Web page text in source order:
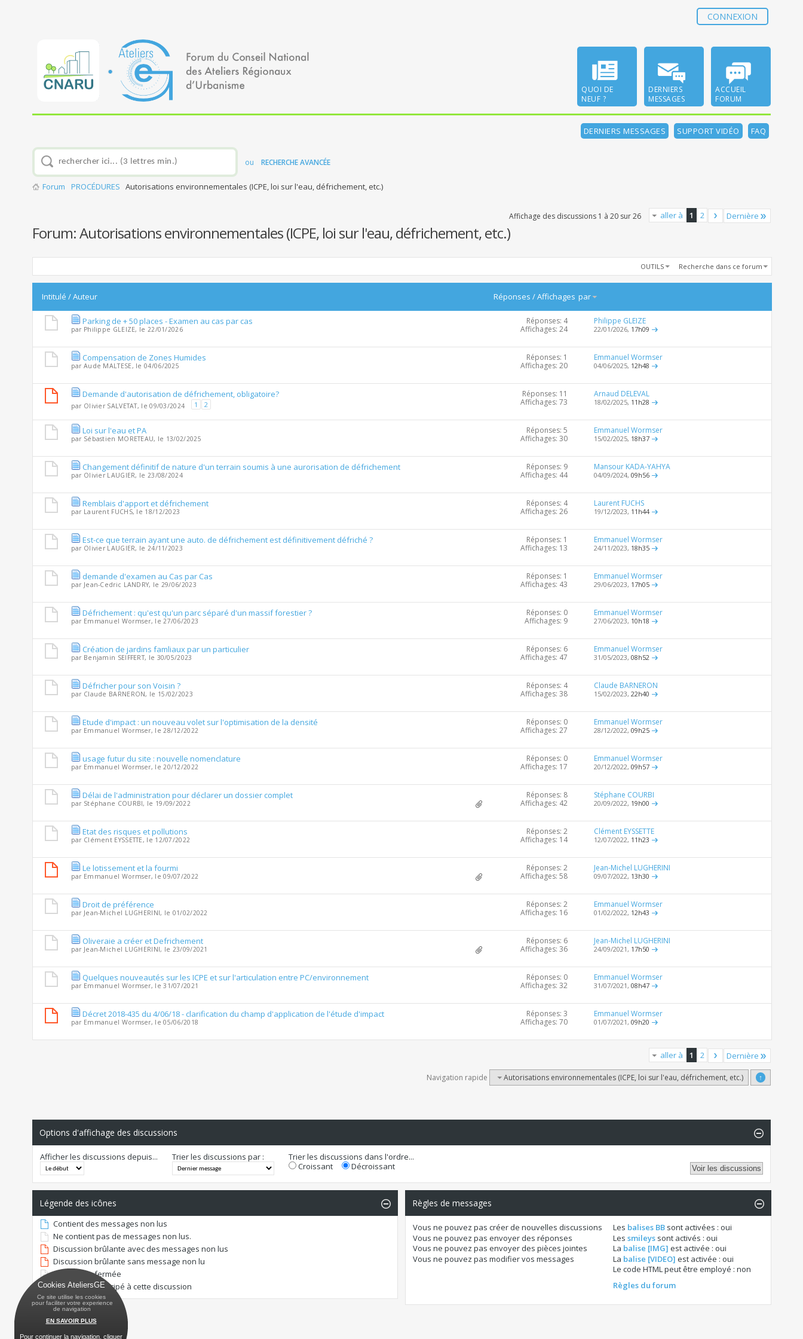
CONNEXION
QUOI DE
NEUF ?
DERNIERS
MESSAGES
ACCUEIL
FORUM
DERNIERS MESSAGES SUPPORT VIDÉO FAQ
ou RECHERCHE AVANCÉE
Forum PROCÉDURES Autorisations environnementales (ICPE, loi sur l'eau, défrichement, etc.)
aller à 1 2 Dernière
Affichage des discussions 1 à 20 sur 26
Forum:Autorisations environnementales (ICPE, loi sur l'eau, défrichement, etc.)
OUTILS Recherche dans ce forum
Intitulé /Auteur Réponses /Affichages par
Parking de + 50 places - Examen au cas par cas
par Philippe GLEIZE, le 22/01/2026
Réponses: 4
Affichages: 24
Philippe GLEIZE
22/01/2026, 17h09
Compensation de Zones Humides
par Aude MALTESE, le 04/06/2025
Réponses: 1
Affichages: 20
Emmanuel Wormser
04/06/2025, 12h48
Demande d'autorisation de défrichement, obligatoire?
par Olivier SALVETAT, le 09/03/2024 1 2
Réponses: 11
Affichages: 73
Arnaud DELEVAL
18/02/2025, 11h28
Loi sur l'eau et PA
par Sébastien MORETEAU, le 13/02/2025
Réponses: 5
Affichages: 30
Emmanuel Wormser
15/02/2025, 18h37
Changement définitif de nature d'un terrain soumis à une aurorisation de défrichement
par Olivier LAUGIER, le 23/08/2024
Réponses: 9
Affichages: 44
Mansour KADA-YAHYA
04/09/2024,09h56
Remblais d'apport et défrichement
par Laurent FUCHS, le 18/12/2023
Réponses: 4
Affichages: 26
Laurent FUCHS
19/12/2023, 11h44
Est-ce que terrain ayant une auto. de défrichement est définitivement défriché ?
par Olivier LAUGIER, le 24/11/2023
Réponses: 1
Affichages: 13
Emmanuel Wormser
24/11/2023, 18h35
demande d'examen au Cas par Cas
par Jean-Cedric LANDRY, le 29/06/2023
Réponses: 1
Affichages: 43
Emmanuel Wormser
29/06/2023, 17h05
Défrichement : qu'est qu'un parc séparé d'un massif forestier ?
par Emmanuel Wormser, le 27/06/2023
Réponses: 0
Affichages: 9
Emmanuel Wormser
27/06/2023, 10h18
Création de jardins famliaux par un particulier
par Benjamin SEIFFERT, le 30/05/2023
Réponses: 6
Affichages: 47
Emmanuel Wormser
31/05/2023,08h52
Défricher pour son Voisin ?
par Claude BARNERON, le 15/02/2023
Réponses: 4
Affichages: 38
Claude BARNERON
15/02/2023,22h40
Etude d'impact : un nouveau volet sur l'optimisation de la densité
par Emmanuel Wormser, le 28/12/2022
Réponses: 0
Affichages: 27
Emmanuel Wormser
28/12/2022,09h25
usage futur du site : nouvelle nomenclature
par Emmanuel Wormser, le 20/12/2022
Réponses: 0
Affichages: 17
Emmanuel Wormser
20/12/2022,09h57
Délai de l'administration pour déclarer un dossier complet
par Stéphane COURBI, le 19/09/2022
Réponses: 8
Affichages: 42
Stéphane COURBI
20/09/2022, 19h00
Etat des risques et pollutions
par Clément EYSSETTE, le 12/07/2022
Réponses: 2
Affichages: 14
Clément EYSSETTE
12/07/2022, 11h23
Le lotissement et la fourmi
par Emmanuel Wormser, le 09/07/2022
Réponses: 2
Affichages: 58
Jean-Michel LUGHERINI
09/07/2022, 13h30
Droit de préférence
par Jean-Michel LUGHERINI, le 01/02/2022
Réponses: 2
Affichages: 16
Emmanuel Wormser
01/02/2022, 12h43
Oliveraie a créer et Defrichement
par Jean-Michel LUGHERINI, le 23/09/2021
Réponses: 6
Affichages: 36
Jean-Michel LUGHERINI
24/09/2021, 17h50
Quelques nouveautés sur les ICPE et sur l'articulation entre PC/environnement
par Emmanuel Wormser, le 31/07/2021
Réponses: 0
Affichages: 32
Emmanuel Wormser
31/07/2021,08h47
Décret 2018-435 du 4/06/18 - clarification du champ d'application de l'étude d'impact
par Emmanuel Wormser, le 05/06/2018
Réponses: 3
Affichages: 70
Emmanuel Wormser
01/07/2021,09h20
aller à 1 2 Dernière
Navigation rapide Autorisations environnementales (ICPE, loi sur l'eau, défrichement, etc.) ↑
Options d'affichage des discussions
Afficher les discussions depuis... Trier les discussions par :
Trier les discussions dans l'ordre...
Croissant
Décroissant
Légende des icônes
Contient des messages non lus
Ne contient pas de messages non lus.
Discussion brûlante avec des messages non lus
Discussion brûlante sans message non lu
Discussion fermée
Vous avez participé à cette discussion
Règles de messages
Vousne pouvez pas créer de nouvelles discussions
Vousne pouvez pas envoyer des réponses
Vousne pouvez pas envoyer des pièces jointes
Vousne pouvez pas modifier vos messages
Les balises BBsont activées : oui
Les smileyssont activés : oui
La balise [IMG] est activée : oui
La balise [VIDEO] est activée : oui
Le code HTML peut être employé : non
Règles du forum
Cookies AteliersGE
Ce site utilise les cookies
pour faciliter votre experience
de navigation
EN SAVOIR PLUS
Pour continuer la navigation, cliquer